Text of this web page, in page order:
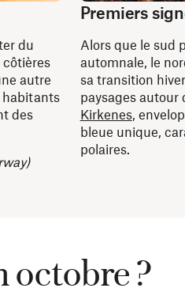
du
côtières
autre
habitants
des
Premiers
Alors que le sud
automnale, le
sa transition
paysages autour
Kirkenes,
bleue unique,
polaires.
octobre ?